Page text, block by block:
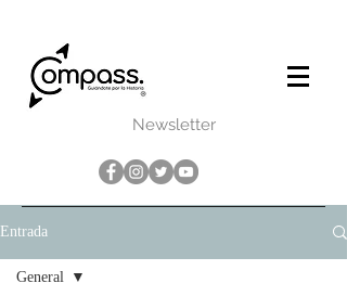
Newsletter
Entrada
General